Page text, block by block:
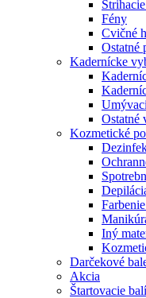
Fény
Cvičné
Ostatné
Kadernícke
Ostatné
Kozmetické
Iný
Darčekové
Akcia
Štartovacie